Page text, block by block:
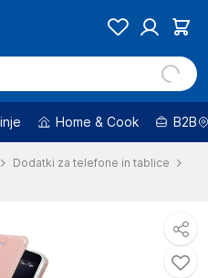
Home & Cook B2B
Dodatki za telefone in tablice